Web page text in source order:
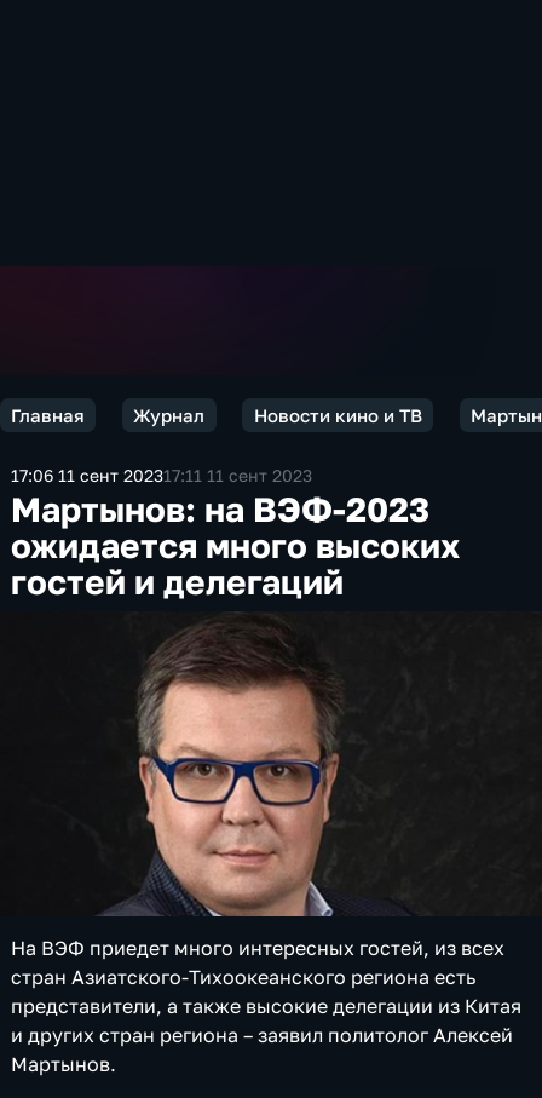
Главная Журнал Новости кино и ТВ
17:06 11 сент 202317:11 11 сент 2023
Мартынов: на ВЭФ-2023
ожидается много высоких
гостей и делегаций
На ВЭФ приедет много интересных гостей, из всех
стран Азиатского-Тихоокеанского региона есть
представители, а также высокие делегации из Китая
и других стран региона – заявил политолог Алексей
Мартынов.